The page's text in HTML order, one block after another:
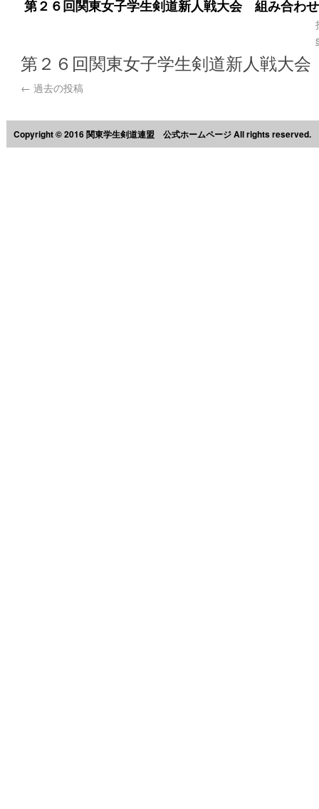
第２６回関東女子学生剣道新人戦大会 組み合わせ
第２６回関東女子学生剣道新人戦大
← 過去の投稿
Copyright © 2016 関東学生剣道連盟 公式ホームページ All rights reserved.